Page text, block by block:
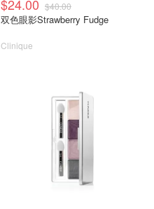
$24.00 $40.00
双色眼影Strawberry Fudge
Clinique